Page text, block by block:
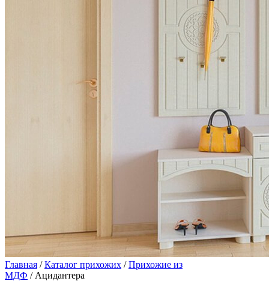
Главная /Каталог прихожих /Прихожие из
МДФ / Ацидантера